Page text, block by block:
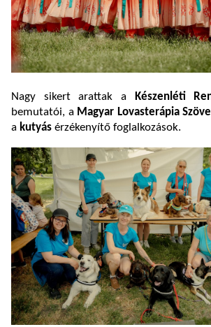
Nagy sikert arattak a Készenléti
bemutatói, a Magyar Lovasterápia
a kutyás érzékenyítő foglalkozások.